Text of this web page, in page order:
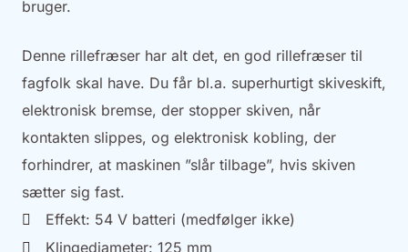
bruger.
Denne rillefræser har alt det, en god rillefræser til
fagfolk skal have. Du får bl.a. superhurtigt skiveskift,
elektronisk bremse, der stopper skiven, når
kontakten slippes, og elektronisk kobling, der
forhindrer, at maskinen ”slår tilbage”, hvis skiven
sætter sig fast.
Effekt: 54 V batteri (medfølger ikke)
Klingediameter: 125 mm